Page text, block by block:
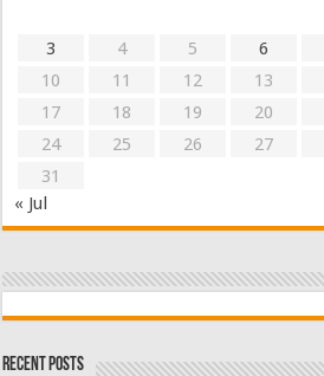
3
4 5 6
10
11 12 13
17
18 19 20
24
25 26 27
31
« Jul
Recent Posts